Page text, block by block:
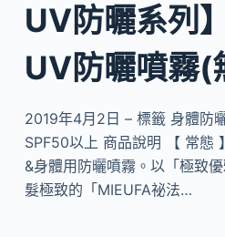
UV防曬系列
UV防曬噴霧
2019年4月2日 – 標籤 身體防
SPF50以上 商品說明 【 常態
&身體用防曬噴霧。以「極致
髮極致的「MIEUFA祕法…